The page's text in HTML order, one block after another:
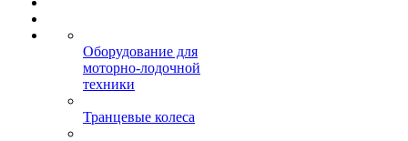
Оборудование для
моторно-лодочной
техники
Транцевые колеса